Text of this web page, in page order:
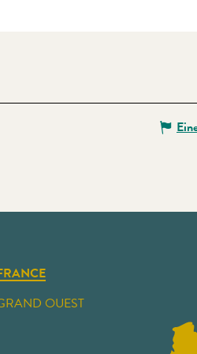
OUEST